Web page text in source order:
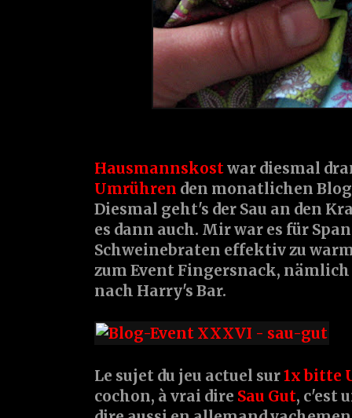
Hausmannskostwar diesmal
Umrühren den monatlichen
Diesmal geht's der Sau an den
es dann auch. Mir war es für
Schweinebraten effektiv zu
zum Event Fingersnack,
nach Harry's Bar.
Le sujet du jeu actuel sur1x bitte
cochon, à vrai dire Sau Gut, c'est